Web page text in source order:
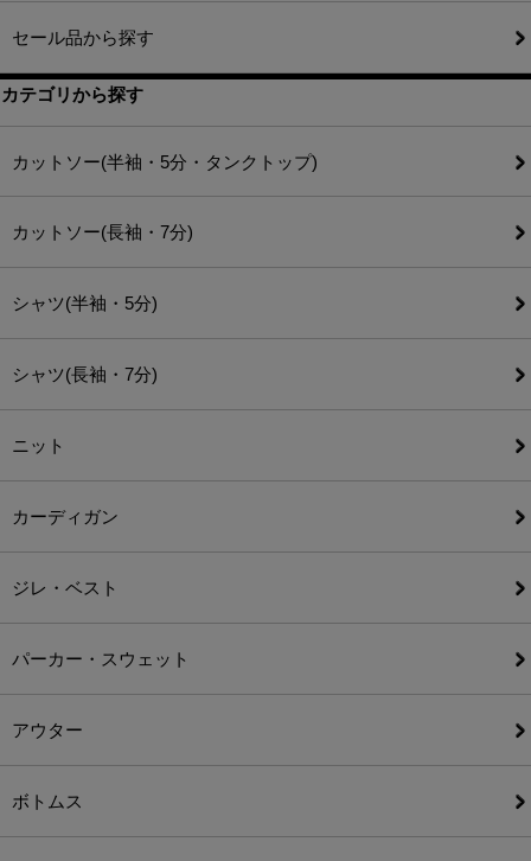
セール品から探す
カテゴリから探す
カットソー(半袖・5分・タンクトップ)
カットソー(長袖・7分)
シャツ(半袖・5分)
シャツ(長袖・7分)
ニット
カーディガン
ジレ・ベスト
パーカー・スウェット
アウター
ボトムス